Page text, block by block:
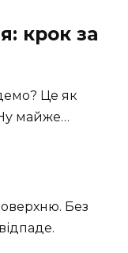
крок за
Це як
майже…
Без